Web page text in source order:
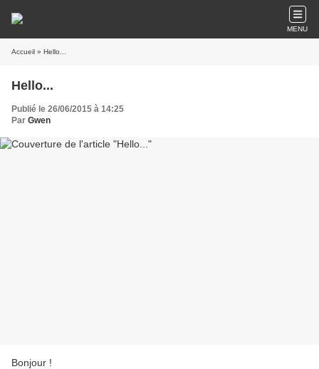
MENU
Accueil » Hello...
Hello...
Publié le 26/06/2015 à 14:25
Par Gwen
Bonjour !